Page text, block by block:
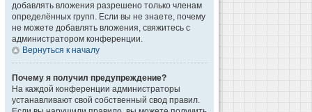
добавлять вложения разрешено только членам
определённых групп. Если вы не знаете, почему
не можете добавлять вложения, свяжитесь с
администратором конференции.
Вернуться к началу
Почему я получил предупреждение?
На каждой конференции администраторы
устанавливают свой собственный свод правил.